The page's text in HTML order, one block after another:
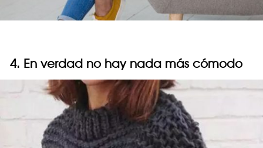
4. En verdad no hay nada más cómodo